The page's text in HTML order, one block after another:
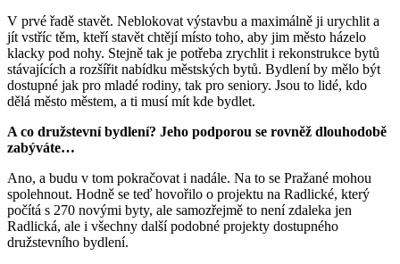
V prvé řadě stavět. Neblokovat výstavbu a maximálně ji urychlit a
jít vstříc těm, kteří stavět chtějí místo toho, aby jim město házelo
klacky pod nohy. Stejně tak je potřeba zrychlit i rekonstrukce bytů
stávajících a rozšířit nabídku městských bytů. Bydlení by mělo být
dostupné jak pro mladé rodiny, tak pro seniory. Jsou to lidé, kdo
dělá město městem, a ti musí mít kde bydlet.
A co družstevní bydlení? Jeho podporou se rovněž dlouhodobě
zabýváte…
Ano, a budu v tom pokračovat i nadále. Na to se Pražané mohou
spolehnout. Hodně se teď hovořilo o projektu na Radlické, který
počítá s 270 novými byty, ale samozřejmě to není zdaleka jen
Radlická, ale i všechny další podobné projekty dostupného
družstevního bydlení.